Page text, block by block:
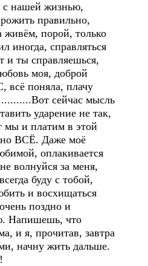
с нашей жизнью,
правильно,
живём, порой, только
иногда, справляться
и ты справляешься,
моя, доброй
всё поняла, плачу
сейчас мысль
ударение не так,
мы и платим в этой
ВСЁ. Даже моё
оплакивается
волнуйся за меня,
буду с тобой,
и восхищаться
поздно и
Напишешь, что
и я, прочитав, завтра
начну жить дальше.